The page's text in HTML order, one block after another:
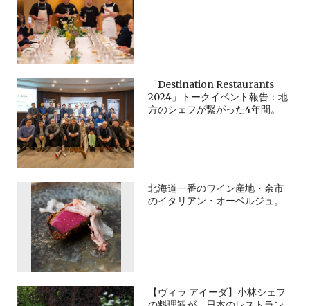
「Destination Restaurants
2024」トークイベント報告：地
方のシェフが繋がった4年間。
北海道一番のワイン産地・余市
のイタリアン・オーベルジュ。
【ヴィラ アイーダ】小林シェフ